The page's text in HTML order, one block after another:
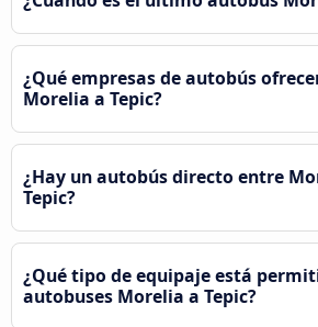
¿Qué empresas de autobús
Morelia a Tepic?
¿Hay un autobús directo entre
Tepic?
¿Qué tipo de equipaje está
autobuses Morelia a Tepic?